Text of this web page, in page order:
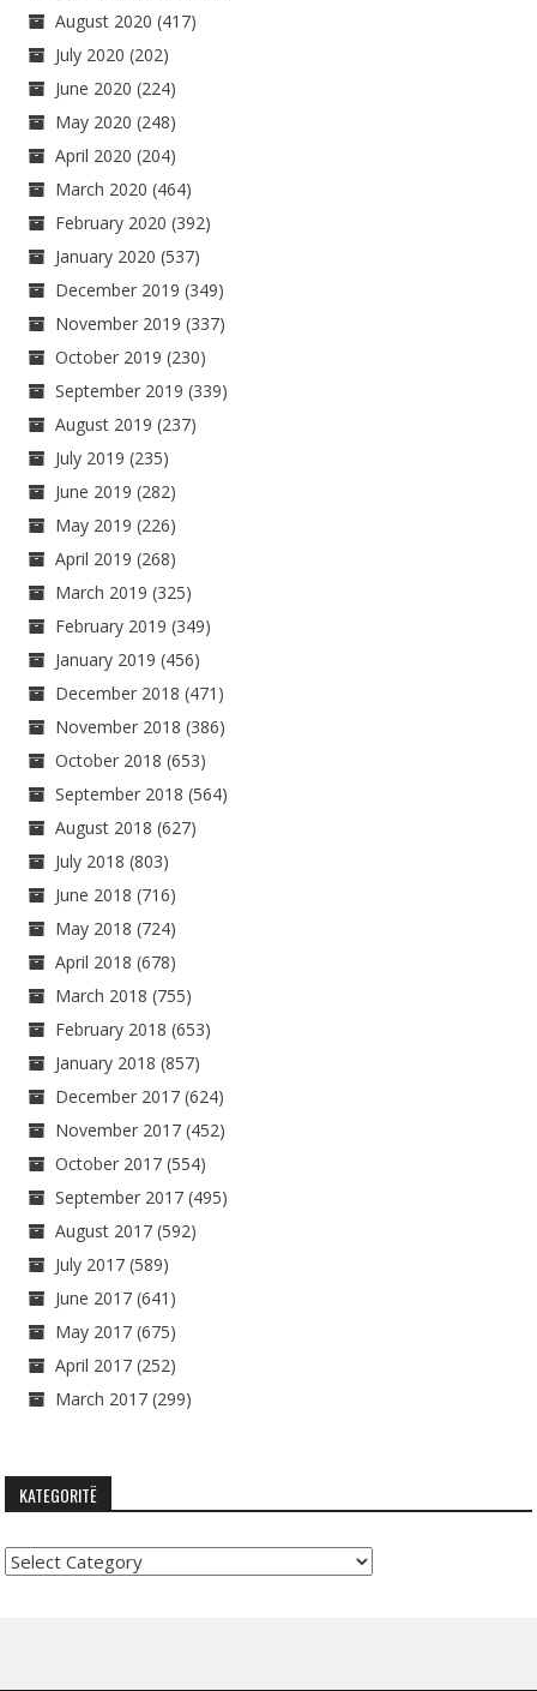
August 2020 (417)
July 2020 (202)
June 2020 (224)
May 2020 (248)
April 2020 (204)
March 2020 (464)
February 2020 (392)
January 2020 (537)
December 2019 (349)
November 2019 (337)
October 2019 (230)
September 2019 (339)
August 2019 (237)
July 2019 (235)
June 2019 (282)
May 2019 (226)
April 2019 (268)
March 2019 (325)
February 2019 (349)
January 2019 (456)
December 2018 (471)
November 2018 (386)
October 2018 (653)
September 2018 (564)
August 2018 (627)
July 2018 (803)
June 2018 (716)
May 2018 (724)
April 2018 (678)
March 2018 (755)
February 2018 (653)
January 2018 (857)
December 2017 (624)
November 2017 (452)
October 2017 (554)
September 2017 (495)
August 2017 (592)
July 2017 (589)
June 2017 (641)
May 2017 (675)
April 2017 (252)
March 2017 (299)
KATEGORITË
Kategoritë